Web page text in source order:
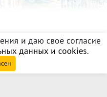
и даю своё согласие
данных и cookies.